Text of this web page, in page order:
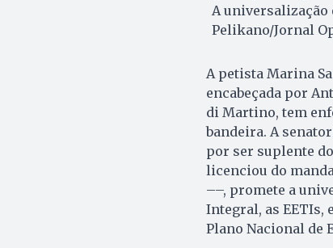
A universalização
Pelikano/Jornal
A petista Marina
encabeçada por
di Martino, tem
bandeira. A
por ser suplente
licenciou do
––, promete a
Integral, as EETIs,
Plano Nacional de